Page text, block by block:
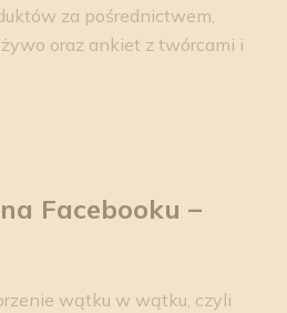
za pośrednictwem‚
oraz ankiet z twórcami i
Facebooku –
wątku w wątku, czyli